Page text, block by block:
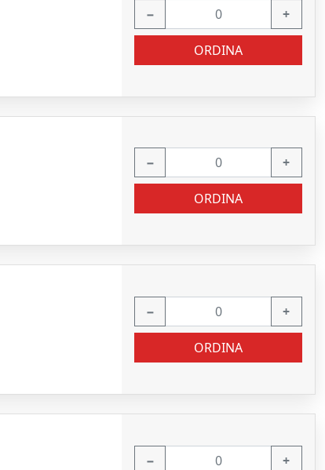
− +
ORDINA
− +
ORDINA
− +
ORDINA
− +